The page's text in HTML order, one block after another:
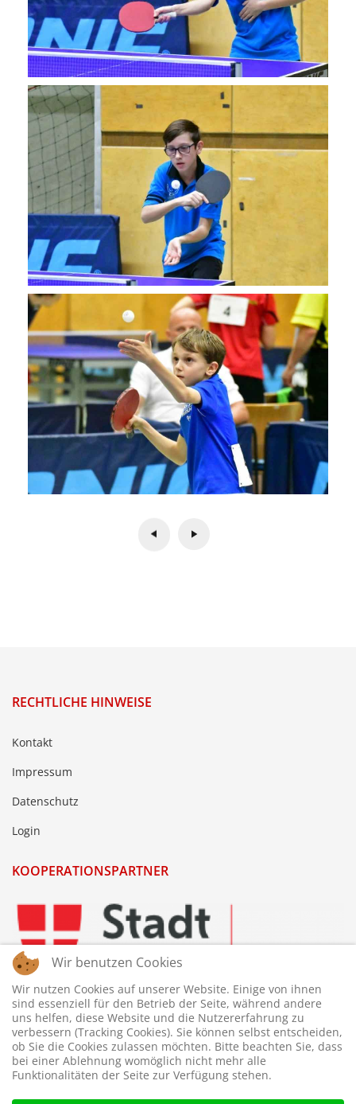
RECHTLICHE HINWEISE
Kontakt
Impressum
Datenschutz
Login
KOOPERATIONSPARTNER
Wir benutzen Cookies
Wir nutzen Cookies auf unserer Website. Einige von ihnen
sind essenziell für den Betrieb der Seite, während andere
uns helfen, diese Website und die Nutzererfahrung zu
verbessern (Tracking Cookies). Sie können selbst entscheiden,
ob Sie die Cookies zulassen möchten. Bitte beachten Sie, dass
bei einer Ablehnung womöglich nicht mehr alle
Funktionalitäten der Seite zur Verfügung stehen.